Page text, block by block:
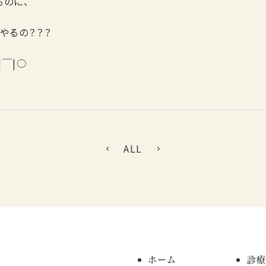
るの？？？
|￣|○
ALL
ホーム 診